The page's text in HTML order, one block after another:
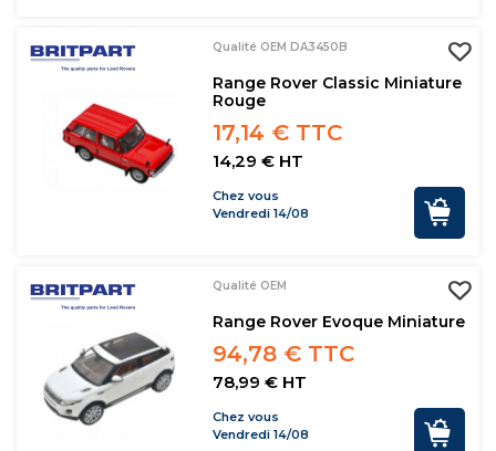
Qualité OEM DA3450B
Range Rover Classic Miniature
Rouge
17,14 € TTC
14,29 € HT
Chez vous
Vendredi 14/08
Qualité OEM
Range Rover Evoque Miniature
94,78 € TTC
78,99 € HT
Chez vous
Vendredi 14/08